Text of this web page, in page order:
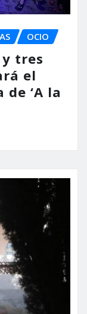
OCIO
tres
el
‘A la